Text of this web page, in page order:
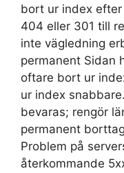
bort ur index
404 eller 301 till
inte vägledning
permanent Sidan
oftare bort ur
ur index
bevaras; rengör
permanent
Problem på
återkommande